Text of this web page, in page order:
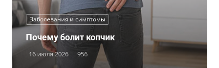
Заболевания и симптомы
16 июля 2026 956
Почему болит копчик